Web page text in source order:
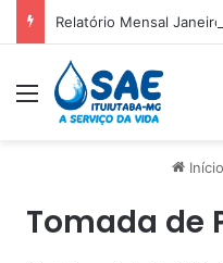
Relatório Mensal
Menu
Início
Tomada de